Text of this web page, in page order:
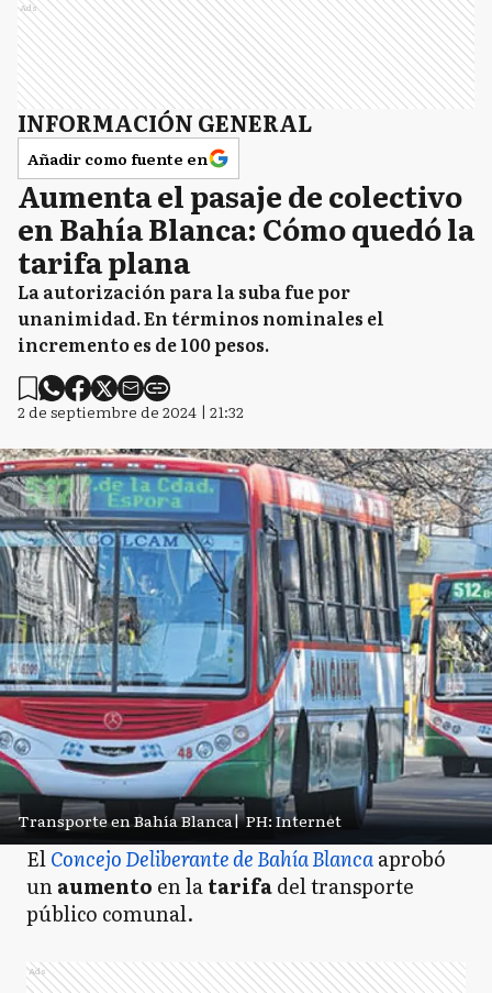
Ads
INFORMACIÓN GENERAL
Añadir como fuente en
Aumenta el pasaje de colectivo
en Bahía Blanca: Cómo quedó la
tarifa plana
La autorización para la suba fue por
unanimidad. En términos nominales el
incremento es de 100 pesos.
2 de septiembre de 2024 | 21:32
Transporte en Bahía Blanca| PH: Internet
ElConcejo Deliberante de Bahía Blancaaprobó
unaumento en latarifadel transporte
público comunal.
Ads